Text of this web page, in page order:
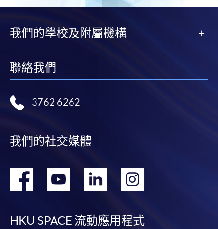
我們的學校及附屬機構
聯絡我們
3762 6262
我們的社交媒體
轉 轉 轉 轉
HKU SPACE 流動應用程式